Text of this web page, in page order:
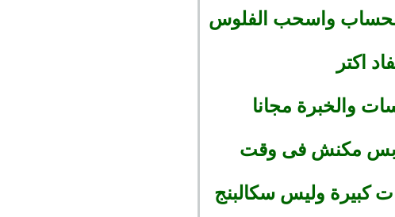
واسحب الفلوس
اكتر
والخبرة مجانا
بس مكنش فى وقت
كبيرة وليس سكالبنج